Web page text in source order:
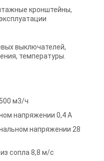
кронштейны,
выключателей,
температуры.
м3/ч
напряжении 0,4 А
напряжении 28
сопла 8,8 м/с